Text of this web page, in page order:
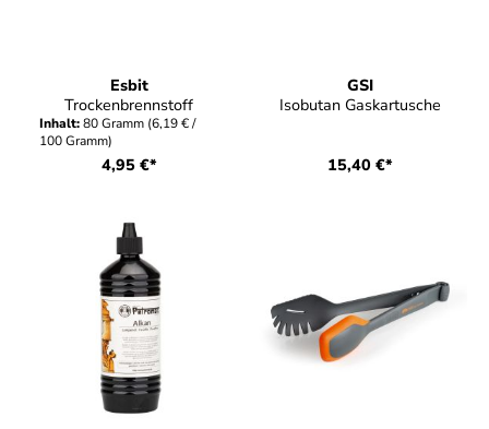
Esbit
Trockenbrennstoff
Inhalt:80 Gramm (6,19 € /
100 Gramm)
4,95 €*
GSI
Isobutan Gaskartusche
15,40 €*